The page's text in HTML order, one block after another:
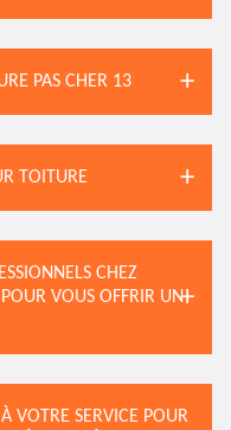
PAS CHER 13
TOITURE
CHEZ
VOUS OFFRIR UN
VOTRE SERVICE POUR